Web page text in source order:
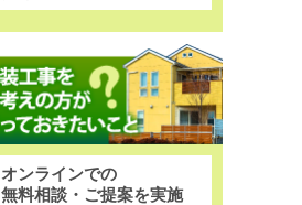
オンラインでの
無料相談・ご提案を実施